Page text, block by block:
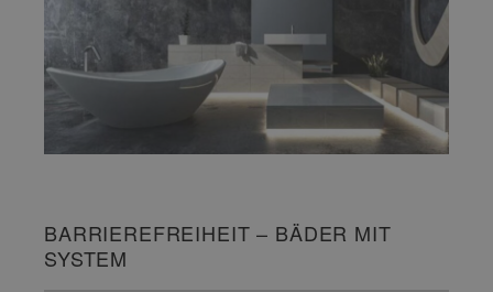
BARRIEREFREIHEIT – BÄDER MIT
SYSTEM